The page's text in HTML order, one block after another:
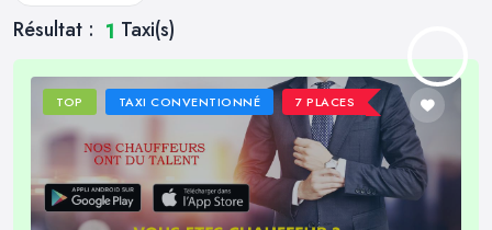
Résultat : 1 Taxi(s)
TOP TAXI CONVENTIONNÉ 7 PLACES